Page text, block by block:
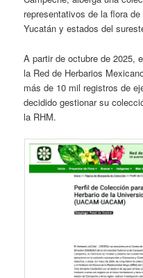
representativos de la flora
Yucatán y estados del
A partir de octubre de 2025,
la Red de Herbarios
más de 10 mil registros de
decidido gestionar su
la RHM.